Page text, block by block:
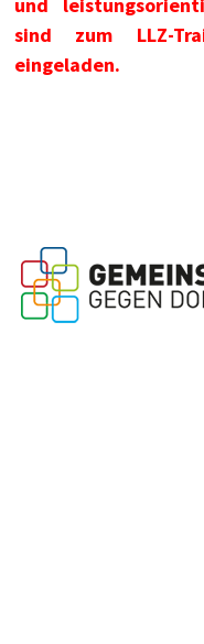
sind zum LLZ-
eingeladen.